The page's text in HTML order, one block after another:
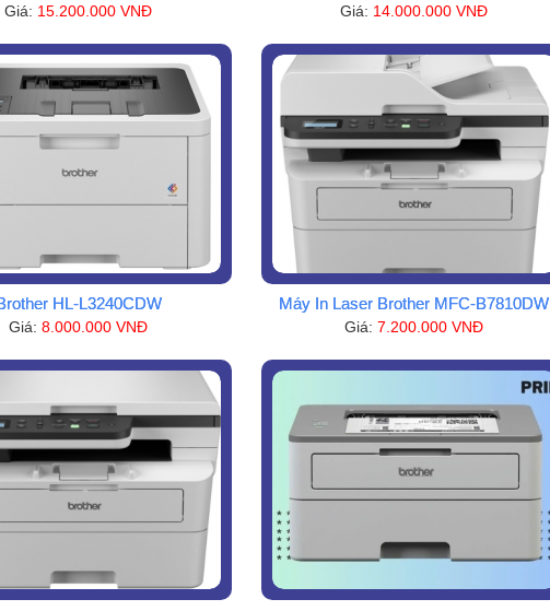
Giá: 15.200.000 VNĐ Giá: 14.000.000 VNĐ
HL-L3240CDW
Giá: 8.000.000 VNĐ
Máy In Laser Brother MFC-B7810DW
Giá: 7.200.000 VNĐ